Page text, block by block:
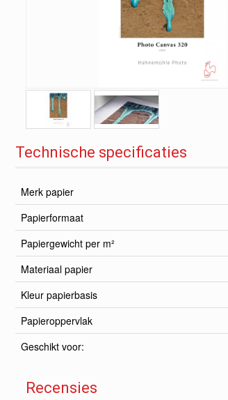
Technische specificaties
Merk papier
Papierformaat
Papiergewicht per m²
Materiaal papier
Kleur papierbasis
Papieroppervlak
Geschikt voor:
Recensies